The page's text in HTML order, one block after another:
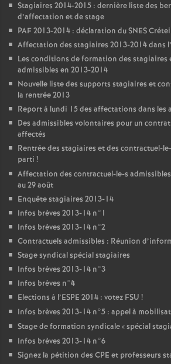
Stagiaires 2014-2015 : dernière liste des
d’affectation et de stage
PAF2013-2014 : déclaration duSNES
Affectation des stagiaires 2013-2014 dans
Les conditions de formation des stagiaires
admissibles en 2013-2014
Nouvelle liste des supports stagiaires et
la rentrée 2013
Report à lundi 15 des affectations dans les
Des admissibles volontaires pour un
affectés
Rentrée des stagiaires et des contractuel-
parti !
Affectation des contractuel-le-s
au 29 août
Enquête stagiaires 2013-14
Infos brèves 2013-14 n°1
Infos brèves 2013-14 n°2
Contractuels admissibles : Réunion
Stage syndical spécial stagiaires
Infos brèves 2013-14 n°3
Infos brèves n°4
Elections à l’ESPE 2014 : votez FSU !
Infos brèves 2013-14 n°5 : appel à
Stage de formation syndicale «spécial
Infos brèves 2013-14 n°6
Signez la pétition des CPE et professeurs